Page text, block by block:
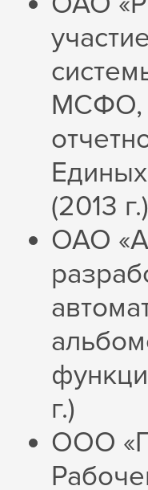
МСФО,
(2013 г.)
ОАО
г.)
ООО